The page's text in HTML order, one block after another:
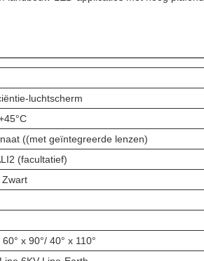
luchtscherm
((met geïntegreerde lenzen)
(facultatief)
Zwart
x 90°/ 40° x 110°